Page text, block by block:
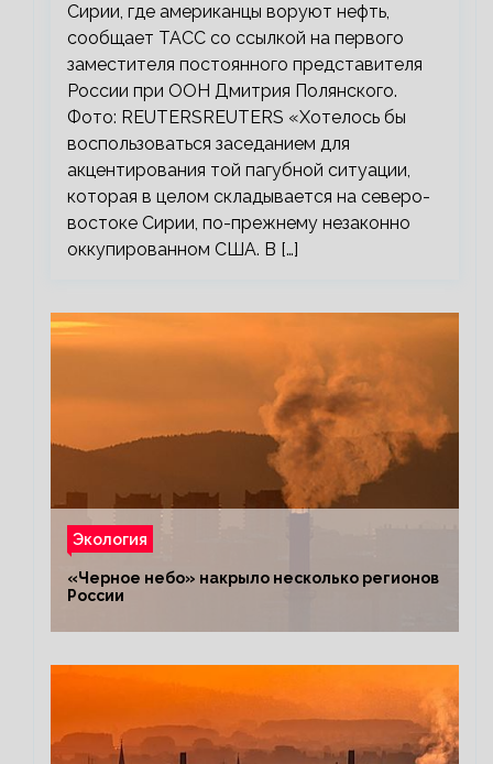
Сирии, где американцы воруют нефть,
сообщает ТАСС со ссылкой на первого
заместителя постоянного представителя
России при ООН Дмитрия Полянского.
Фото: REUTERSREUTERS «Хотелось бы
воспользоваться заседанием для
акцентирования той пагубной ситуации,
которая в целом складывается на северо-
востоке Сирии, по-прежнему незаконно
оккупированном США. В […]
Экология
«Черное небо» накрыло несколько регионов
России